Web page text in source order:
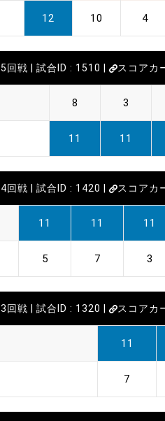
12 10 4
5回戦 | 試合ID : 1510 | スコアカ
8 3
11 11
4回戦 | 試合ID : 1420 | スコアカ
11 11 11
5 7 3
3回戦 | 試合ID : 1320 | スコアカ
11
7